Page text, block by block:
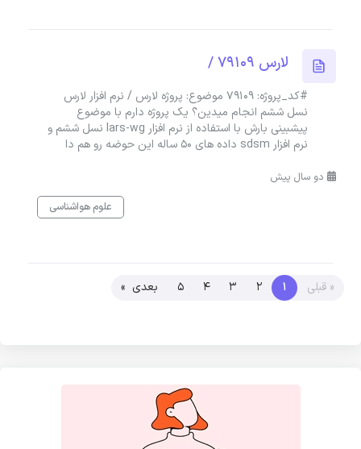
لارس 79109 /
#کد_پروژه: 79109 موضوع: پروژه لارس / نرم افزار لارس
نسل ششم انجام میدین؟ یک پروژه دارم با موضوع
پیشبینی بارش با استفاده از نرم افزار lars-wg نسل ششم و
نرم افزار sdsm داده های ۵۰ ساله این حوضه رو هم دا
دو سال پیش
علوم هواشناسی
« قبلی 1
2
3
4
5 بعدی »